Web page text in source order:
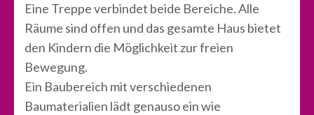
Eine Treppe verbindet beide Bereiche. Alle
Räume sind offen und das gesamte Haus bietet
den Kindern die Möglichkeit zur freien
Bewegung.
Ein Baubereich mit verschiedenen
Baumaterialien lädt genauso ein wie